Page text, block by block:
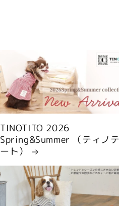
TINOTITO 2026
Spring&Summer （ティノ
ート）